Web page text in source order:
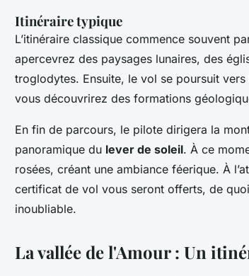
Itinéraire typique
L’itinéraire classique commence souvent
apercevrez des paysages lunaires, des
troglodytes. Ensuite, le vol se poursuit vers
vous découvrirez des formations
En fin de parcours, le pilote dirigera la
panoramique du lever de soleil. À ce
rosées, créant une ambiance féerique. À
certificat de vol vous seront offerts, de
inoubliable.
La vallée de l'Amour : Un